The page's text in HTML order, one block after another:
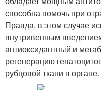
способна помочь при
Правда, в этом случае
внутривенным
антиоксидантный и
регенерацию
рубцовой ткани в органе.